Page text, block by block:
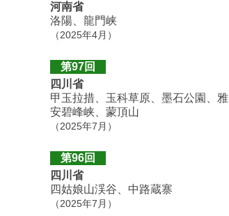
河南省
洛陽、龍門峡
（2025年4月）
第97回
四川省
甲玉拉措、玉科草原、墨石公園、雅
安碧峰峡、蒙頂山
（2025年7月）
第96回
四川省
四姑娘山渓谷、中路蔵寨
（2025年7月）